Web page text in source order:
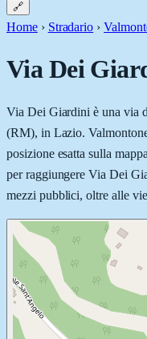
🔗
Home › Stradario ›
Via Dei
Via Dei Giardini è una via
(RM), in Lazio.
posizione esatta sulla
per raggiungere Via Dei
mezzi pubblici, oltre alle